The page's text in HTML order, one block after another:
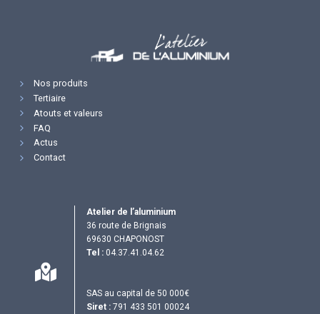
Nos produits
Tertiaire
Atouts et valeurs
FAQ
Actus
Contact
Atelier de l’aluminium
36 route de Brignais
69630 CHAPONOST
Tel : 04.37.41.04.62
SAS au capital de 50 000€
Siret : 791 433 501 00024